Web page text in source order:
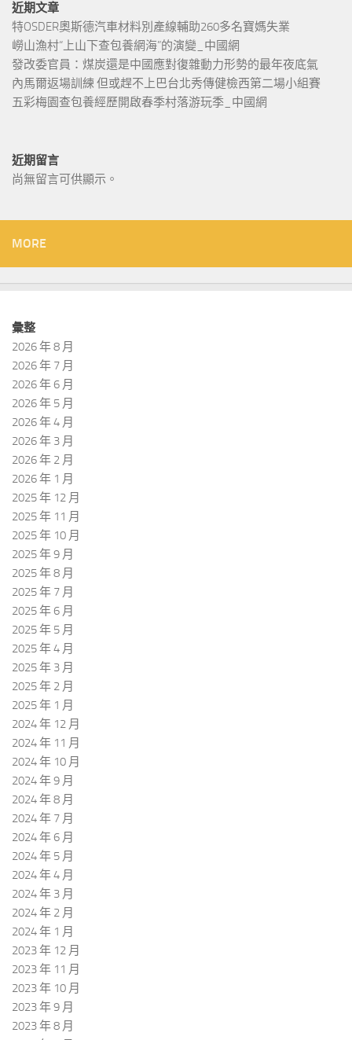
近期文章
特OSDER奧斯德汽車材料別產線輔助260多名寶媽失業
嶗山漁村“上山下查包養網海”的演變_中國網
發改委官員：煤炭還是中國應對復雜動力形勢的最年夜底氣
內馬爾返場訓練 但或趕不上巴台北秀傳健檢西第二場小組賽
五彩梅園查包養經歷開啟春季村落游玩季_中國網
近期留言
尚無留言可供顯示。
MORE
彙整
2026 年 8 月
2026 年 7 月
2026 年 6 月
2026 年 5 月
2026 年 4 月
2026 年 3 月
2026 年 2 月
2026 年 1 月
2025 年 12 月
2025 年 11 月
2025 年 10 月
2025 年 9 月
2025 年 8 月
2025 年 7 月
2025 年 6 月
2025 年 5 月
2025 年 4 月
2025 年 3 月
2025 年 2 月
2025 年 1 月
2024 年 12 月
2024 年 11 月
2024 年 10 月
2024 年 9 月
2024 年 8 月
2024 年 7 月
2024 年 6 月
2024 年 5 月
2024 年 4 月
2024 年 3 月
2024 年 2 月
2024 年 1 月
2023 年 12 月
2023 年 11 月
2023 年 10 月
2023 年 9 月
2023 年 8 月